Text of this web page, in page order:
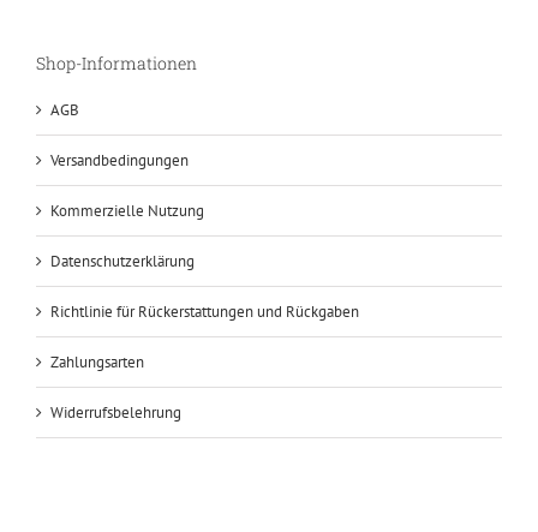
Shop-Informationen
AGB
Versandbedingungen
Kommerzielle Nutzung
Datenschutzerklärung
Richtlinie für Rückerstattungen und Rückgaben
Zahlungsarten
Widerrufsbelehrung